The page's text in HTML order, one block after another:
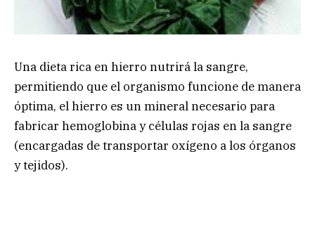
Una dieta rica en hierro nutrirá la sangre,
permitiendo que el organismo funcione de manera
óptima, el hierro es un mineral necesario para
fabricar hemoglobina y células rojas en la sangre
(encargadas de transportar oxígeno a los órganos
y tejidos).